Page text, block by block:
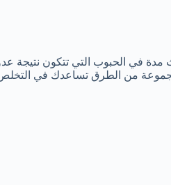
مدة في الحبوب التي تتكون نتيجة
مجموعة من الطرق تساعدك في